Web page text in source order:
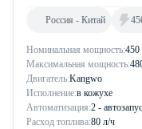
Номинальная мощность:
Максимальная мощность:
Двигатель:Kangwo
Исполнение:в кожухе
Автоматизация:2 -
Расход топлива:80 л/ч
Россия - Китай